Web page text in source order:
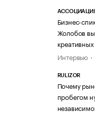
Бизнес-
Жолобов
Интервью
RULIZOR
Почему
пробегом